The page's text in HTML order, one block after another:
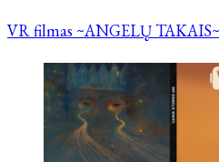
VR filmas ~ANGELŲ